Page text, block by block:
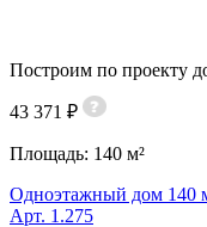
Построим по проекту
43 371 ₽
Площадь: 140 м²
Одноэтажный дом 140
Арт. 1.275